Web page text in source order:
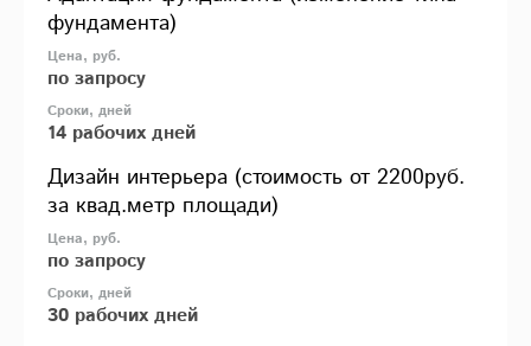
фундамента)
по запросу
14 рабочих дней
Дизайн интерьера (стоимость от 2200руб.
за квад.метр площади)
по запросу
30 рабочих дней